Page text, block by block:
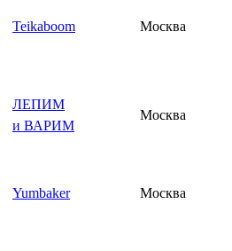
Teikaboom Москва
ЛЕПИМ
и ВАРИМ
Москва
Yumbaker Москва